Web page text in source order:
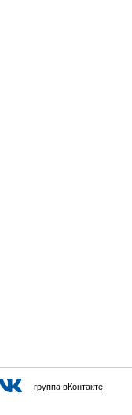
группа вКонтакте